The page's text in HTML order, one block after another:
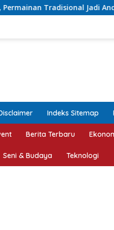
Jadi Andalan
Indeks Sitemap
Berita Terbaru
Seni & Budaya Teknologi